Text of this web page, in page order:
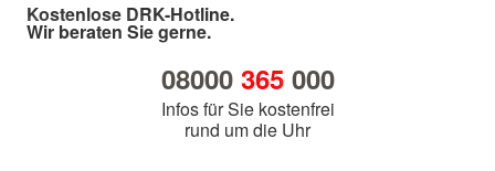
Kostenlose DRK-Hotline.
Wir beraten Sie gerne.
08000 365000
Infos für Sie kostenfrei
rund um die Uhr